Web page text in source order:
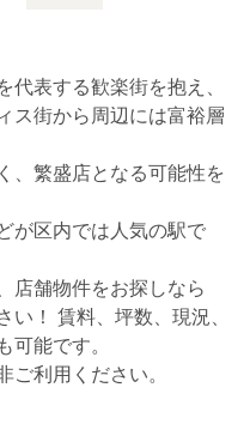
表する歓楽街を抱え、
ス街から周辺には富裕層
、繁盛店となる可能性を
が区内では人気の駅で
店舗物件をお探しなら
い！ 賃料、坪数、現況、
能です。
利用ください。